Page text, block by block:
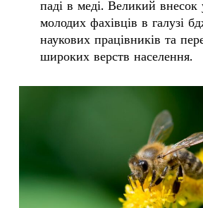
У кошику
паді в меді. Великий внесок
молодих фахівців в галузі
наукових працівників та
широких верств населення.